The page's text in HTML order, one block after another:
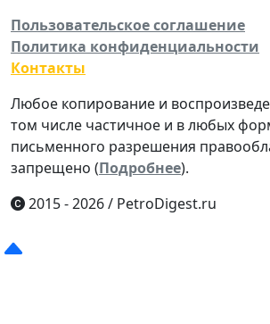
Пользовательское соглашение
Политика конфиденциальности
Контакты
Любое копирование и
том числе частичное и в любых
письменного разрешения
запрещено (Подробнее).
2015 - 2026/ PetroDigest.ru